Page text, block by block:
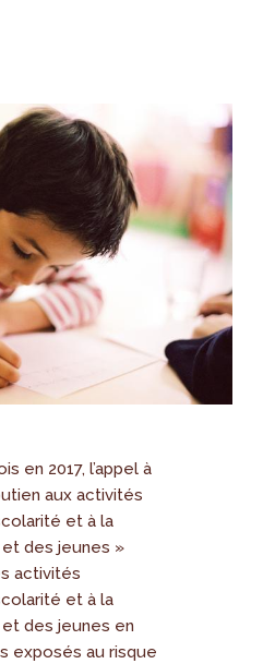
en 2017, l’appel à
aux activités
et à la
des jeunes »
activités
et à la
des jeunes en
exposés au risque